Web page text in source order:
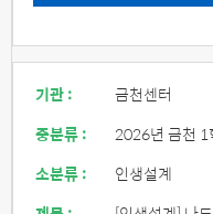
기관 :
금천센터
중분류 :
2026년 금천 1
소분류 :
인생설계